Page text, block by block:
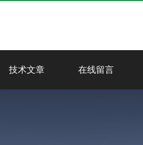
技术文章 在线留言